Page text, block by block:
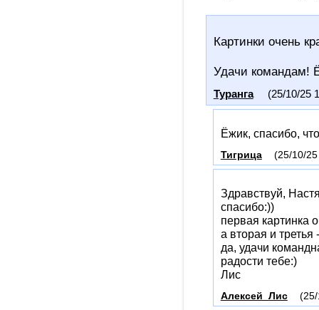
Картинки очень
Удачи командам!
Туранга (25/10/25
Ёжик, спасибо,
Тигрица (25/10/
Здравствуй,
спасибо:))
первая картинка
а вторая и
да, удачи
радости тебе:)
Лис
Алексей_Лис